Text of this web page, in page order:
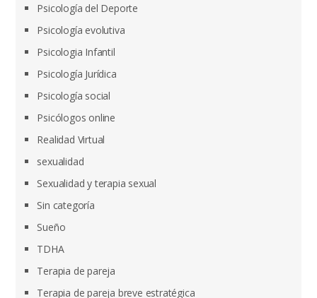
Psicología del Deporte
Psicología evolutiva
Psicologia Infantil
Psicología Jurídica
Psicología social
Psicólogos online
Realidad Virtual
sexualidad
Sexualidad y terapia sexual
Sin categoría
Sueño
TDHA
Terapia de pareja
Terapia de pareja breve estratégica